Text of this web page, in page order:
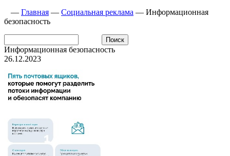
— Главная — Социальная реклама — Информационная
безопасность
Информационная безопасность
26.12.2023